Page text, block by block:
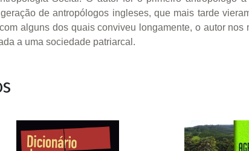
de antropólogos ingleses, que mais tarde
alguns dos quais conviveu longamente, o autor
a uma sociedade patriarcal.